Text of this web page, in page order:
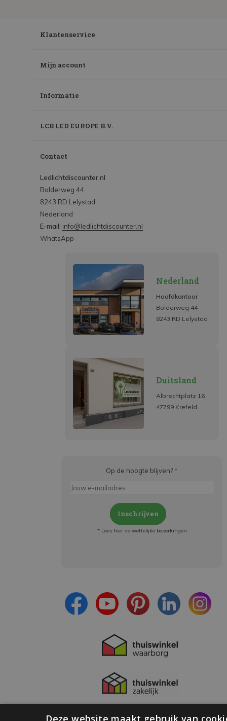
Klantenservice
Mijn account
Informatie
LCB LED EUROPE B.V.
Contact
Ledlichtdiscounter.nl
Bolderweg 44
8243 RD Lelystad
Nederland
E-mail: info@ledlichtdiscounter.nl
WhatsApp
Nederland
Hoofdkantoor
Bolderweg 44
8243 RD Lelystad
Duitsland
Albrechtplatz 16
47799 Krefeld
Op de hoogte blijven? *
Inschrijven
* Lees hier de wettelijke beperkingen
Deze website maakt gebruik van